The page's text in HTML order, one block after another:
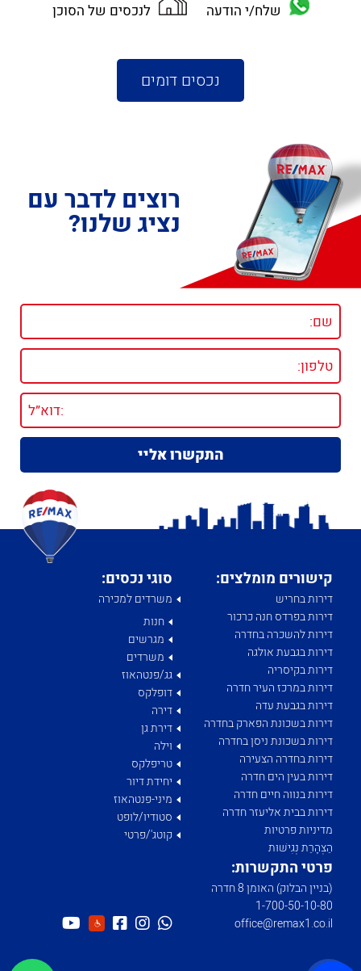
שלח/י הודעה
לנכסים של הסוכן
נכסים דומים
רוצים לדבר עם
נציג שלנו?
קישורים מומלצים:
דירות בחריש
דירות בפרדס חנה כרכור
דירות להשכרה בחדרה
דירות בגבעת אולגה
דירות בקיסריה
דירות במרכז העיר חדרה
דירות בגבעת עדה
דירות בשכונת הפארק בחדרה
דירות בשכונת ניסן בחדרה
דירות בחדרה הצעירה
דירות בעין הים חדרה
דירות בנווה חיים חדרה
דירות בבית אליעזר חדרה
מדיניות פרטיות
הַצְהָרַת נְגִישׁוּת
סוגי נכסים:
משרדים למכירה
חנות
מגרשים
משרדים
גג/פנטהאוז
דופלקס
דירה
דירת גן
וילה
טריפלקס
יחידת דיור
מיני-פנטהאוז
סטודיו/לופט
קוטג'/פרטי
פרטי התקשרות:
(בניין הבלוק) האומן 8 חדרה
1­-700­-50-­10-­80
office@remax1.co.il